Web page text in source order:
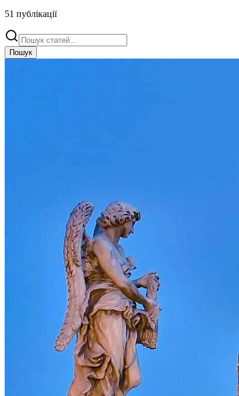
51 публікації
Пошук